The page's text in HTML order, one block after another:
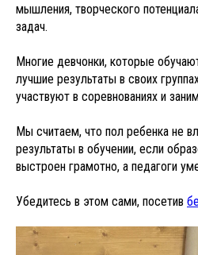
мышления, творческого
задач.
Многие девчонки, которые
лучшие результаты в своих
участвуют в соревнованиях и
Мы считаем, что пол ребенка не
результаты в обучении, если
выстроен грамотно, а педагоги
Убедитесь в этом сами, посетив